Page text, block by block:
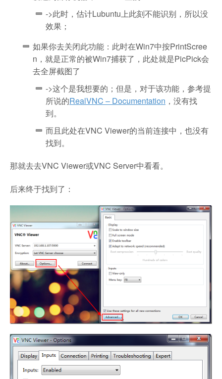
->此时，估计Lubuntu上此刻不能识别，所以没
效果；
如果你去关闭此功能：此时在Win7中按PrintScree
n，就是正常的被Win7捕获了，此处就是PicPick会
去全屏截图了
->这个是我想要的；但是，对于该功能，参考提
所说的RealVNC – Documentation ，没有找
到。
而且此处在VNC Viewer的当前连接中，也没有
找到。
那就去去VNC Viewer或VNC Server中看看。
后来终于找到了：